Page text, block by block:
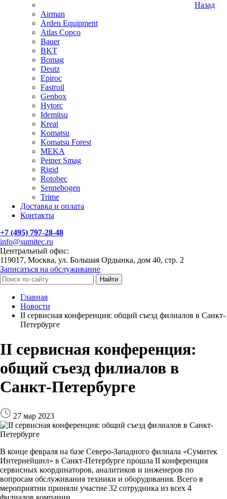
Назад
Airman
Arden Equipment
Atlas Сopco
Bauer
BKT
Bomag
Deutz
Epiroc
Fastroil
Genbox
Hytorc
Idemitsu
Kreat
Komatsu
Komatsu Forest
MEKA
Peiner Smag
Rigid
Rotobec
Sennebogen
Trime
Доставка и оплата
Контакты
+7 (495) 797-28-48
info@sumitec.ru
Центральный офис:
119017, Москва, ул. Большая Ордынка, дом 40, стр. 2
Записаться на обслуживание
Найти
Главная
Новости
II сервисная конференция: общий съезд филиалов в Санкт-
Петербурге
II сервисная конференция:
общий съезд филиалов в
Санкт-Петербурге
27 мар 2023
В конце февраля на базе Северо-Западного филиала «Сумитек
Интернейшнл» в Санкт-Петербурге прошла II конференция
сервисных координаторов, аналитиков и инженеров по
вопросам обслуживания техники и оборудования. Всего в
мероприятии приняли участие 32 сотрудника из всех 4
филиалов компании.